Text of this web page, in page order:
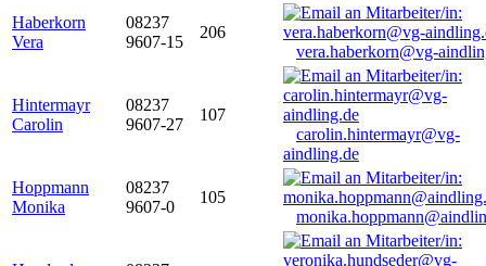
Haberkorn
Vera
08237
9607-15
206
vera.haberkorn@vg-
Hintermayr
Carolin
08237
9607-27
107
carolin.hintermayr@vg-
aindling.de
Hoppmann
Monika
08237
9607-0
105